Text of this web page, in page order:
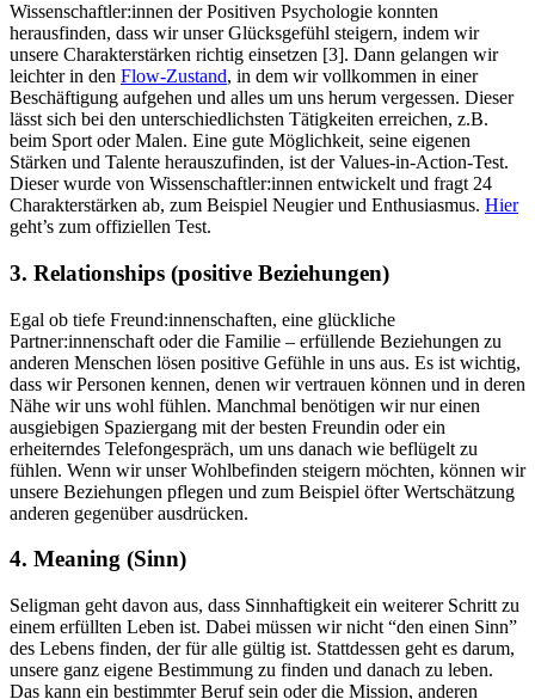
Wissenschaftler:innen der Positiven Psychologie konnten
herausfinden, dass wir unser Glücksgefühl steigern, indem wir
unsere Charakterstärken richtig einsetzen [3]. Dann gelangen wir
leichter in den Flow-Zustand, in dem wir vollkommen in einer
Beschäftigung aufgehen und alles um uns herum vergessen. Dieser
lässt sich bei den unterschiedlichsten Tätigkeiten erreichen, z.B.
beim Sport oder Malen. Eine gute Möglichkeit, seine eigenen
Stärken und Talente herauszufinden, ist der Values-in-Action-Test.
Dieser wurde von Wissenschaftler:innen entwickelt und fragt 24
Charakterstärken ab, zum Beispiel Neugier und Enthusiasmus. Hier
geht’s zum offiziellen Test.
3. Relationships (positive Beziehungen)
Egal ob tiefe Freund:innenschaften, eine glückliche
Partner:innenschaft oder die Familie – erfüllende Beziehungen zu
anderen Menschen lösen positive Gefühle in uns aus. Es ist wichtig,
dass wir Personen kennen, denen wir vertrauen können und in deren
Nähe wir uns wohl fühlen. Manchmal benötigen wir nur einen
ausgiebigen Spaziergang mit der besten Freundin oder ein
erheiterndes Telefongespräch, um uns danach wie beflügelt zu
fühlen. Wenn wir unser Wohlbefinden steigern möchten, können wir
unsere Beziehungen pflegen und zum Beispiel öfter Wertschätzung
anderen gegenüber ausdrücken.
4. Meaning (Sinn)
Seligman geht davon aus, dass Sinnhaftigkeit ein weiterer Schritt zu
einem erfüllten Leben ist. Dabei müssen wir nicht “den einen Sinn”
des Lebens finden, der für alle gültig ist. Stattdessen geht es darum,
unsere ganz eigene Bestimmung zu finden und danach zu leben.
Das kann ein bestimmter Beruf sein oder die Mission, anderen